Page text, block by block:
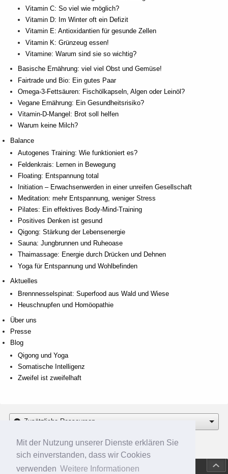
Mit der Nutzung unserer Dienste erklären Sie
sich einverstanden, dass wir Cookies
verwenden Weitere Informationen
Vitamin C: So viel wie möglich?
Vitamin D: Im Winter oft ein Defizit
Vitamin E: Antioxidantien für gesunde Zellen
Vitamin K: Grünzeug essen!
Vitamine: Warum sind sie so wichtig?
Basische Ernährung: viel viel Obst und Gemüse!
Fairtrade und Bio: Ein gutes Paar
Omega-3-Fettsäuren: Fischölkapseln, Algen oder Leinöl?
Vegane Ernährung: Ein Gesundheitsrisiko?
Vitamin-D-Mangel: Brot soll helfen
Warum keine Milch?
Balance
Autogenes Training: Wie funktioniert es?
Feldenkrais: Lernen in Bewegung
Floating: Entspannung total
Initiation – Erwachsenwerden in einer unreifen Gesellschaft
Meditation: mehr Entspannung, weniger Stress
Pilates: Ein effektives Body-Mind-Training
Positives Denken ist gesund
Qigong: Stärkung der Lebensenergie
Sauna: Jungbrunnen und Ruheoase
Thaimassage: Energie durch Drücken und Dehnen
Yoga für Entspannung und Wohlbefinden
Aktuelles
Brennnesselspinat: Superfood aus Wald und Wiese
Heuschnupfen und Homöopathie
Über uns
Presse
Blog
Qigong und Yoga
Somatische Intelligenz
Zweifel ist zweifelhaft
Zusätzliche Ressourcen
Zum
Fußzeile